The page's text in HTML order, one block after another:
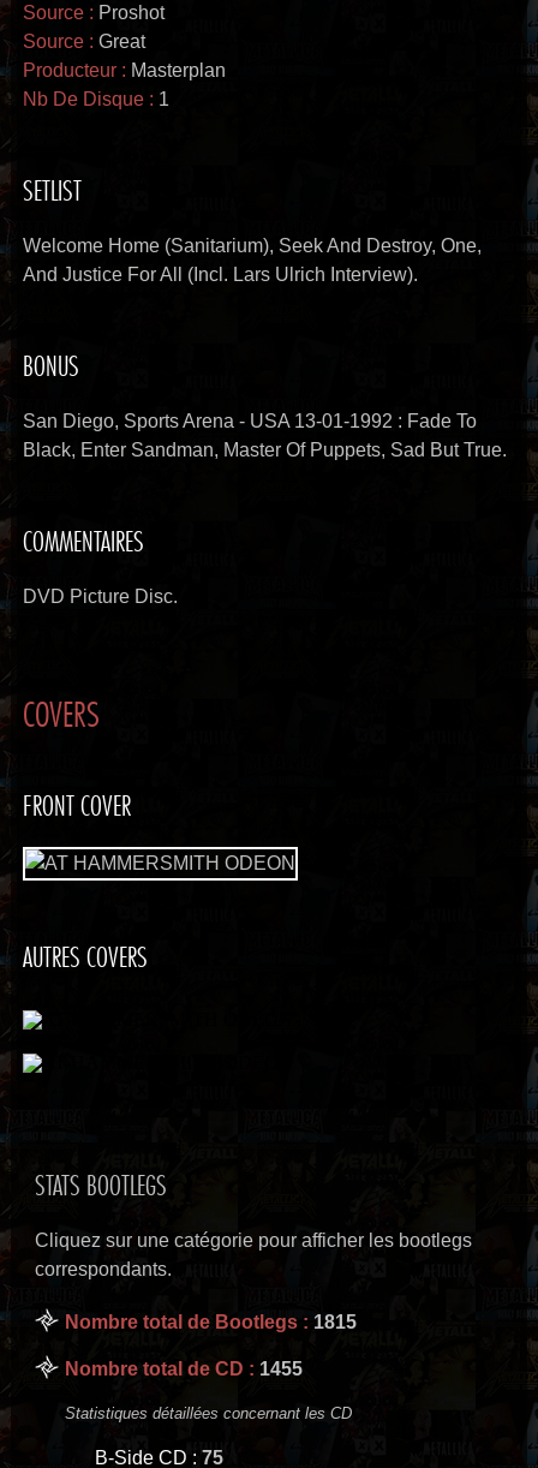
Source : Proshot
Source : Great
Producteur : Masterplan
Nb De Disque : 1
SETLIST
Welcome Home (Sanitarium), Seek And Destroy, One,
And Justice For All (Incl. Lars Ulrich Interview).
BONUS
San Diego, Sports Arena - USA 13-01-1992 : Fade To
Black, Enter Sandman, Master Of Puppets, Sad But True.
COMMENTAIRES
DVD Picture Disc.
COVERS
FRONT COVER
AUTRES COVERS
STATS BOOTLEGS
Cliquez sur une catégorie pour afficher les bootlegs
correspondants.
Nombre total de Bootlegs : 1815
Nombre total de CD : 1455
Statistiques détaillées concernant les CD
B-Side CD : 75